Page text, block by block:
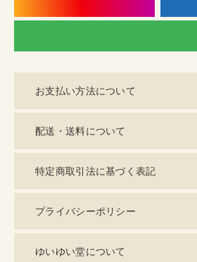
お支払い方法について
配送・送料について
特定商取引法に基づく表記
プライバシーポリシー
ゆいゆい堂について